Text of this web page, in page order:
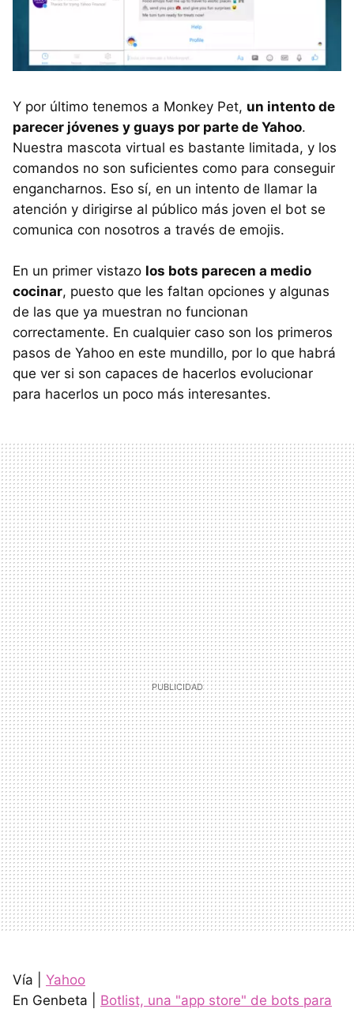
Y por último tenemos a Monkey Pet, un intento de
parecer jóvenes y guays por parte de Yahoo.
Nuestra mascota virtual es bastante limitada, y los
comandos no son suficientes como para conseguir
engancharnos. Eso sí, en un intento de llamar la
atención y dirigirse al público más joven el bot se
comunica con nosotros a través de emojis.
En un primer vistazo los bots parecen a medio
cocinar, puesto que les faltan opciones y algunas
de las que ya muestran no funcionan
correctamente. En cualquier caso son los primeros
pasos de Yahoo en este mundillo, por lo que habrá
que ver si son capaces de hacerlos evolucionar
para hacerlos un poco más interesantes.
Vía | Yahoo
En Genbeta | Botlist, una "app store" de bots para